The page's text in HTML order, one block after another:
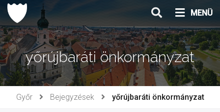
Ugrás
tartalomhoz
MENÜ
yőrújbaráti önkormányzat
Győr Bejegyzések yőrújbaráti önkormányzat